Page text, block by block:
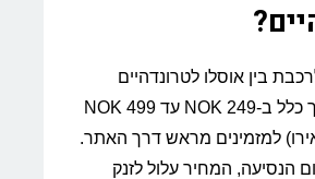
בין אוסלו לטרונדהיים
מתחילה בדרך כלל ב-249 NOK עד 499 NOK
22 עד 45 אירו) למזמינים מראש דרך האתר.
הנסיעה, המחיר עלול לזנק